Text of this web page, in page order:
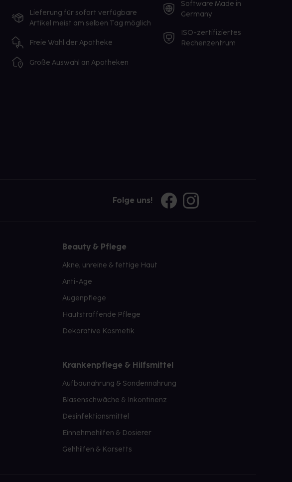
Lieferung für sofort verfügbare
Artikel meist am selben Tag möglich
Freie Wahl der Apotheke
Große Auswahl an Apotheken
Software Made in
Germany
ISO-zertifiziertes
Rechenzentrum
Folge uns!
Beauty & Pflege
Akne, unreine & fettige Haut
Anti-Age
Augenpflege
Hautstraffende Pflege
Dekorative Kosmetik
Krankenpflege & Hilfsmittel
Aufbaunahrung & Sondennahrung
Blasenschwäche & Inkontinenz
Desinfektionsmittel
Einnehmehilfen & Dosierer
Gehhilfen & Korsetts